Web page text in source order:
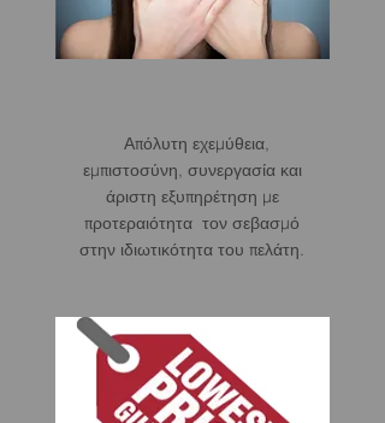
Απόλυτη εχεμύθεια,
εμπιστοσύνη, συνεργασία και
άριστη εξυπηρέτηση με
προτεραιότητα τον σεβασμό
στην ιδιωτικότητα του πελάτη.